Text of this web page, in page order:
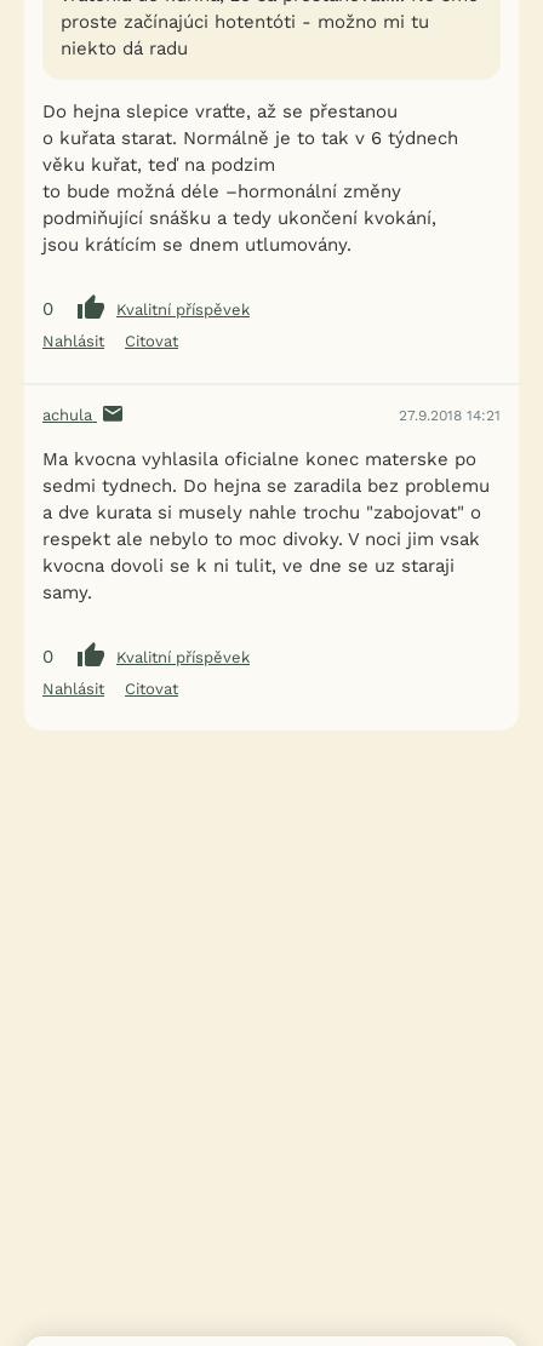
proste začínajúci hotentóti - možno mi tu
niekto dá radu
Do hejna slepice vraťte, až se přestanou
o kuřata starat. Normálně je to tak v 6 týdnech
věku kuřat, teď na podzim
to bude možná déle –hormonální změny
podmiňující snášku a tedy ukončení kvokání,
jsou krátícím se dnem utlumovány.
0
Kvalitní příspěvek
Nahlásit
Citovat
achula 27.9.2018 14:21
Ma kvocna vyhlasila oficialne konec materske po
sedmi tydnech. Do hejna se zaradila bez problemu
a dve kurata si musely nahle trochu "zabojovat" o
respekt ale nebylo to moc divoky. V noci jim vsak
kvocna dovoli se k ni tulit, ve dne se uz staraji
samy.
0
Kvalitní příspěvek
Nahlásit
Citovat